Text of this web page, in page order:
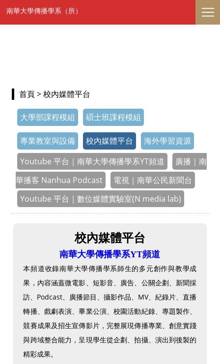
南華大學傳播學系（所）
首頁> 校內媒體平台
大學部課程模組 碩士班課程模組
專業教室與設備 校內媒體平台
海外學習資源
Youtube 平台｜南華大學傳播學系YT頻道
廣播｜南
華播客 Nanhua Podcast
電視｜南華公民新聞台
Youtube 平台｜數位媒體實驗室(N media lab)
校內媒體平台
南華大學傳播學系YT頻道
本頻道收錄南華大學傳播學系師生的多元創作與教學成
果，內容涵蓋微電影、短影音、廣告、公關企劃、新聞採
訪、Podcast、廣播節目、攝影作品、MV、紀錄片、直播
轉播、戲劇表演、畢業公演、校園活動紀錄、專題製作、
競賽成果及招生宣傳影片，完整展現傳播專業、創意實踐
與跨域整合能力，呈現學生從企劃、拍攝、演出到後製的
精彩成果。